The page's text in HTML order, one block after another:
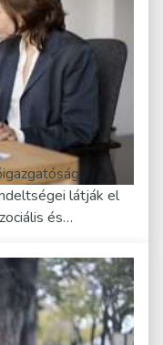
látják el
és…